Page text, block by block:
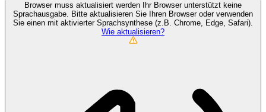
Browser muss aktualisiert werden
Ihr Browser unterstützt keine
Sprachausgabe. Bitte aktualisieren Sie Ihren Browser oder verwenden
Sie einen mit aktivierter Sprachsynthese (z.B. Chrome, Edge, Safari).
Wie aktualisieren?